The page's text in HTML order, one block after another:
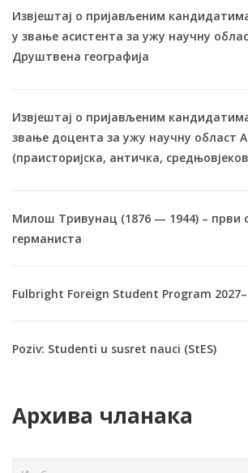
Извјештај о пријављеним
у звање асистента за ужу научну
Друштвена географија
Извјештај о пријављеним
звање доцента за ужу научну област
(праисторијска, античка,
Милош Тривунац (1876 — 1944) – први
германиста
Fulbright Foreign Student Program
Poziv: Studenti u susret nauci (StES)
Архива чланака